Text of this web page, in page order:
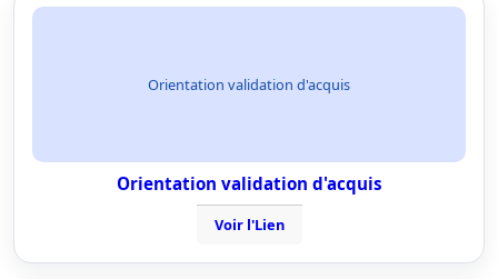
Orientation validation d'acquis
Orientation validation d'acquis
Voir l'Lien